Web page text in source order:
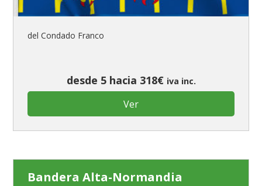
del Condado Franco
desde 5 hacia 318€ iva inc.
Ver
Bandera Alta-Normandia